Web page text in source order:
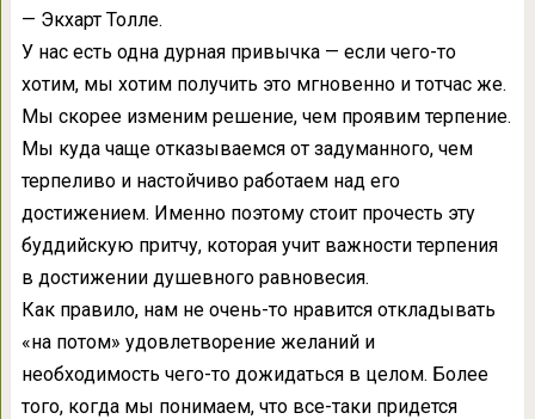
— Экхарт Толле.
У нас есть одна дурная привычка — если чего-то
хотим, мы хотим получить это мгновенно и тотчас же.
Мы скорее изменим решение, чем проявим терпение.
Мы куда чаще отказываемся от задуманного, чем
терпеливо и настойчиво работаем над его
достижением. Именно поэтому стоит прочесть эту
буддийскую притчу, которая учит важности терпения
в достижении душевного равновесия.
Как правило, нам не очень-то нравится откладывать
«на потом» удовлетворение желаний и
необходимость чего-то дожидаться в целом. Более
того, когда мы понимаем, что все-таки придется